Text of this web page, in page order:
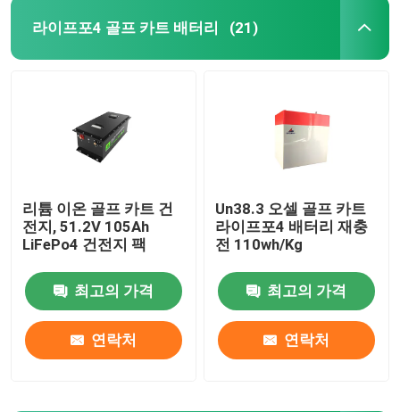
라이프포4 골프 카트 배터리 (21)
리튬 이온 골프 카트 건
전지, 51.2V 105Ah
LiFePo4 건전지 팩
최고의 가격
연락처
Un38.3 오셀 골프 카트
라이프포4 배터리 재충
전 110wh/Kg
최고의 가격
연락처